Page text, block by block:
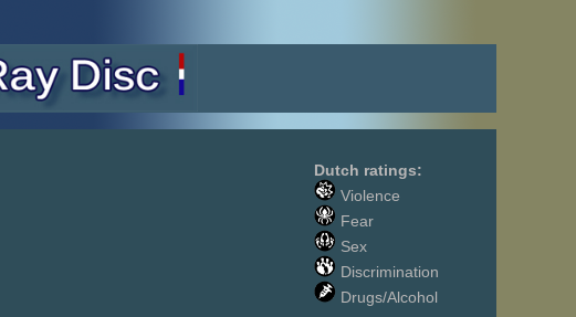
Dutch ratings:
Violence
Fear
Sex
Discrimination
Drugs/Alcohol